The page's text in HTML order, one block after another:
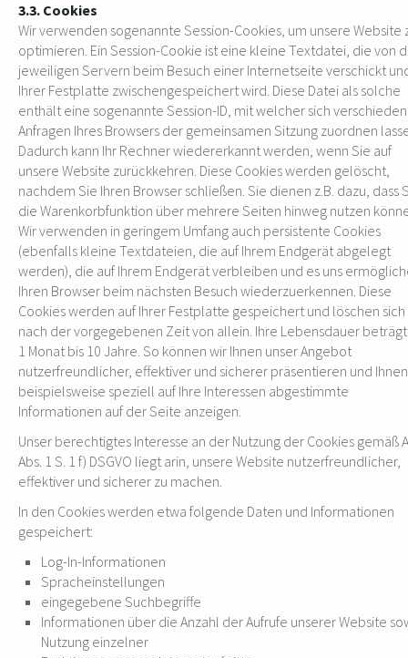
3.3. Cookies
Wir verwenden sogenannte Session-Cookies, um unsere Website
optimieren. Ein Session-Cookie ist eine kleine Textdatei, die von
jeweiligen Servern beim Besuch einer Internetseite verschickt
Ihrer Festplatte zwischengespeichert wird. Diese Datei als solche
enthält eine sogenannte Session-ID, mit welcher sich
Anfragen Ihres Browsers der gemeinsamen Sitzung zuordnen
Dadurch kann Ihr Rechner wiedererkannt werden, wenn Sie auf
unsere Website zurückkehren. Diese Cookies werden gelöscht,
nachdem Sie Ihren Browser schließen. Sie dienen z.B. dazu, dass
die Warenkorbfunktion über mehrere Seiten hinweg nutzen
Wir verwenden in geringem Umfang auch persistente Cookies
(ebenfalls kleine Textdateien, die auf Ihrem Endgerät abgelegt
werden), die auf Ihrem Endgerät verbleiben und es uns
Ihren Browser beim nächsten Besuch wiederzuerkennen. Diese
Cookies werden auf Ihrer Festplatte gespeichert und löschen sich
nach der vorgegebenen Zeit von allein. Ihre Lebensdauer beträgt
1 Monat bis 10 Jahre. So können wir Ihnen unser Angebot
nutzerfreundlicher, effektiver und sicherer präsentieren und Ihnen
beispielsweise speziell auf Ihre Interessen abgestimmte
Informationen auf der Seite anzeigen.
Unser berechtigtes Interesse an der Nutzung der Cookies gemäß
Abs. 1 S. 1 f) DSGVO liegt arin, unsere Website nutzerfreundlicher,
effektiver und sicherer zu machen.
In den Cookies werden etwa folgende Daten und Informationen
gespeichert:
Log-In-Informationen
Spracheinstellungen
eingegebene Suchbegriffe
Informationen über die Anzahl der Aufrufe unserer Website
Nutzung einzelner